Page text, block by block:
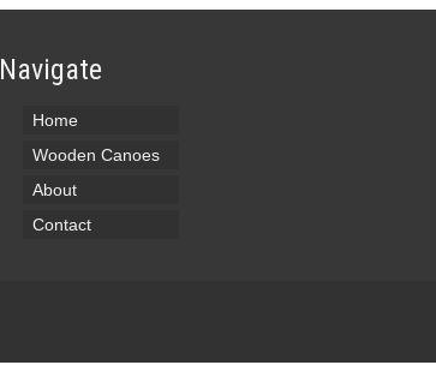
Navigate
Home
Wooden Canoes
About
Contact